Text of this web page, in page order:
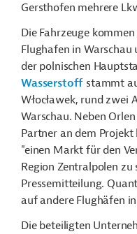
Gersthofen mehrere
Die Fahrzeuge
Flughafen in
der polnischen
Wasserstoff stammt
Włocławek, rund zwei
Warschau. Neben
Partner an dem
"einen Markt für den
Region Zentralpolen
Pressemitteilung.
auf andere Flughäfen
Die beteiligten